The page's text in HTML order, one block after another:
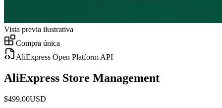
Vista previa ilustrativa
Compra única
AliExpress Open Platform API
AliExpress Store Management
$499.00USD